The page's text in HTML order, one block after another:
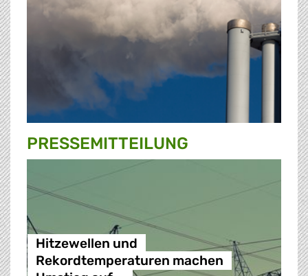
PRESSE­MITTEILUNG
Hitzewellen und
Rekordtemperaturen machen